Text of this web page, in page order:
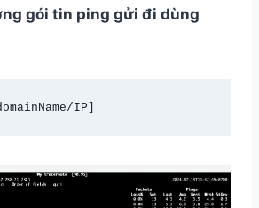
gói tin ping gửi đi dùng
IP]